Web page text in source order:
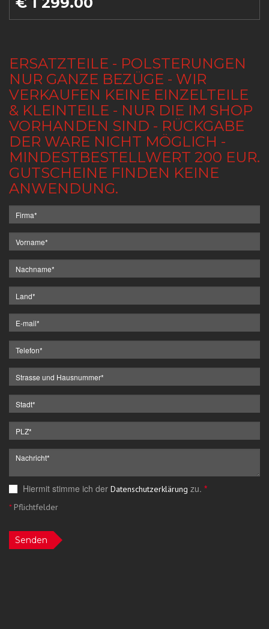
ERSATZTEILE - POLSTERUNGEN
NUR GANZE BEZÜGE - WIR
VERKAUFEN KEINE EINZELTEILE
& KLEINTEILE - NUR DIE IM SHOP
VORHANDEN SIND - RÜCKGABE
DER WARE NICHT MÖGLICH -
MINDESTBESTELLWERT 200 EUR.
GUTSCHEINE FINDEN KEINE
ANWENDUNG.
Hiermit stimme ich der Datenschutzerklärung zu. *
*Pflichtfelder
Senden